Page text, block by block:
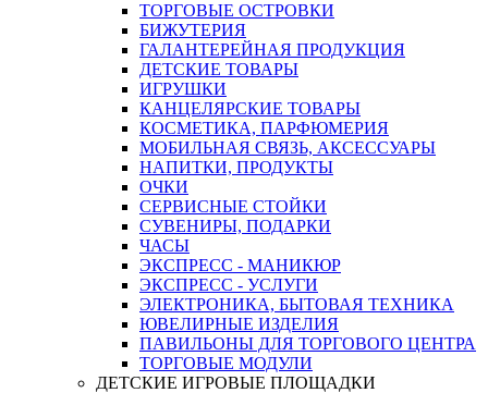
ТОРГОВЫЕ ОСТРОВКИ
БИЖУТЕРИЯ
ГАЛАНТЕРЕЙНАЯ ПРОДУКЦИЯ
ДЕТСКИЕ ТОВАРЫ
ИГРУШКИ
КАНЦЕЛЯРСКИЕ ТОВАРЫ
КОСМЕТИКА, ПАРФЮМЕРИЯ
МОБИЛЬНАЯ СВЯЗЬ, АКСЕССУАРЫ
НАПИТКИ, ПРОДУКТЫ
ОЧКИ
СЕРВИСНЫЕ СТОЙКИ
СУВЕНИРЫ, ПОДАРКИ
ЧАСЫ
ЭКСПРЕСС - МАНИКЮР
ЭКСПРЕСС - УСЛУГИ
ЭЛЕКТРОНИКА, БЫТОВАЯ ТЕХНИКА
ЮВЕЛИРНЫЕ ИЗДЕЛИЯ
ПАВИЛЬОНЫ ДЛЯ ТОРГОВОГО ЦЕНТРА
ТОРГОВЫЕ МОДУЛИ
ДЕТСКИЕ ИГРОВЫЕ ПЛОЩАДКИ